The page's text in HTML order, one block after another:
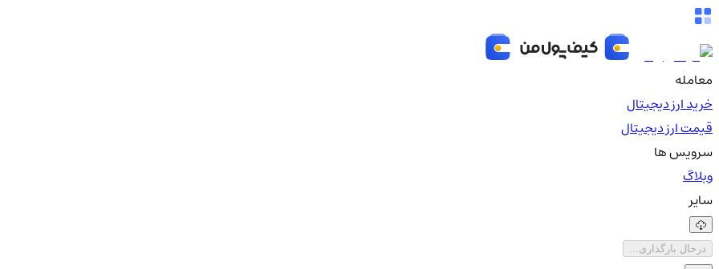
معامله
خرید ارز دیجیتال
قیمت ارز دیجیتال
سرویس ها
وبلاگ
سایر
درحال بارگذاری...